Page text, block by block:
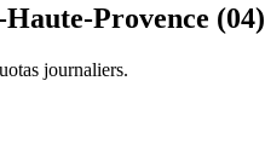
Provence (04)
journaliers.